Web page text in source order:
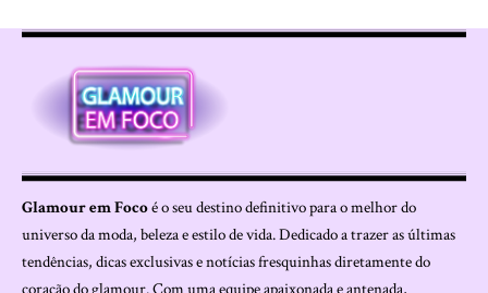
Glamour em Focoé o seu destino definitivo para o melhor do
universo da moda, beleza e estilo de vida. Dedicado a trazer as últimas
tendências, dicas exclusivas e notícias fresquinhas diretamente do